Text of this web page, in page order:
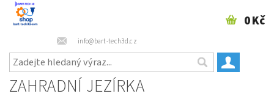
info@bart-tech3d.cz
0 Kč
ZAHRADNÍ JEZÍRKA